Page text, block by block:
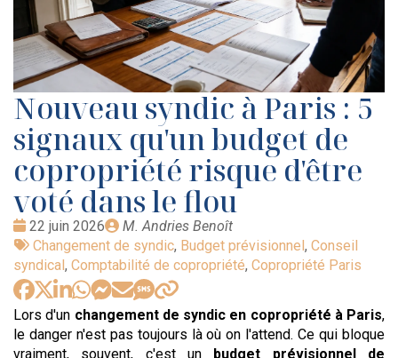
Nouveau syndic à Paris : 5
signaux qu'un budget de
copropriété risque d'être
voté dans le flou
Date
:
22 juin 2026
Publié
par
M. Andries Benoît
Tags
:
Changement de syndic, Budget prévisionnel, Conseil
syndical, Comptabilité de copropriété, Copropriété Paris
Lors d'un changement de syndic en copropriété à Paris,
le danger n'est pas toujours là où on l'attend. Ce qui bloque
vraiment, souvent, c'est un budget prévisionnel de